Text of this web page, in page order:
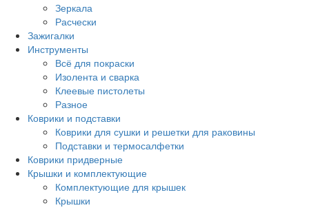
Зеркала
Расчески
Зажигалки
Инструменты
Всё для покраски
Изолента и сварка
Клеевые пистолеты
Разное
Коврики и подставки
Коврики для сушки и решетки для раковины
Подставки и термосалфетки
Коврики придверные
Крышки и комплектующие
Комплектующие для крышек
Крышки